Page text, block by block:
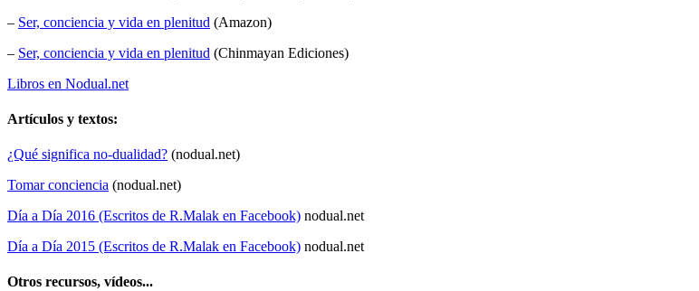
– Ser, conciencia y vida en plenitud (Amazon)
– Ser, conciencia y vida en plenitud (Chinmayan Ediciones)
Libros en Nodual.net
Artículos y textos:
¿Qué significa no-dualidad? (nodual.net)
Tomar conciencia (nodual.net)
Día a Día 2016 (Escritos de R.Malak en Facebook) nodual.net
Día a Día 2015 (Escritos de R.Malak en Facebook) nodual.net
Otros recursos, vídeos...